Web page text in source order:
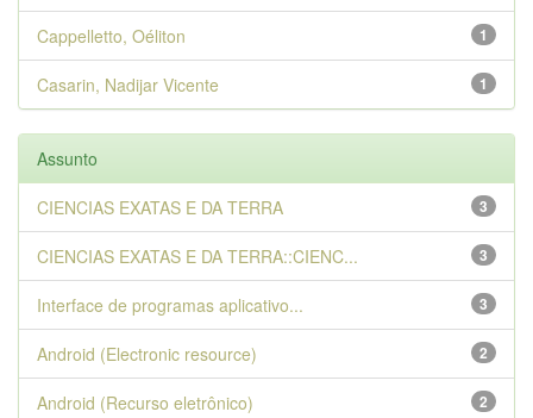
1
Cappelletto, Oéliton
1
Casarin, Nadijar Vicente
Assunto
3
CIENCIAS EXATAS E DA TERRA
3
CIENCIAS EXATAS E DA TERRA::CIENC...
3
Interface de programas aplicativo...
2
Android (Electronic resource)
2
Android (Recurso eletrônico)